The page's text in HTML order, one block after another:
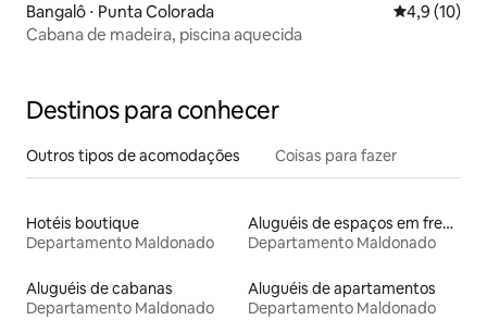
Bangalô ⋅ Punta Colorada 4,9 de uma
4,9 (10)
Cabana de madeira, piscina aquecida
Destinos para conhecer
Outros tipos de acomodações Coisas para fazer
Hotéis boutique
Departamento Maldonado
Aluguéis de espaços em frente à praia
Departamento Maldonado
Aluguéis de cabanas
Departamento Maldonado
Aluguéis de apartamentos
Departamento Maldonado